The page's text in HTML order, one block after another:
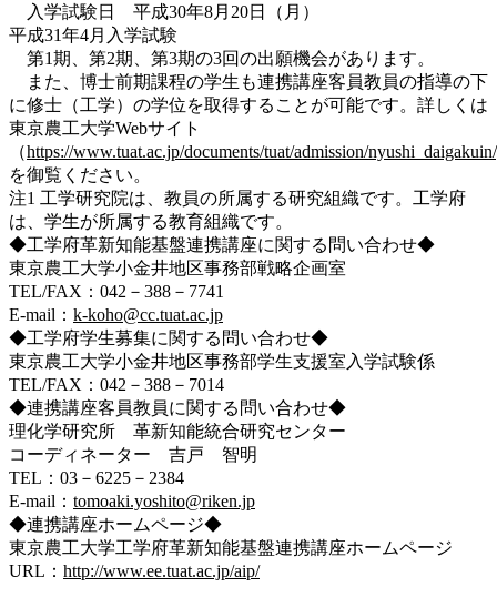
入学試験日 平成30年8月20日（月）
平成31年4月入学試験
第1期、第2期、第3期の3回の出願機会があります。
また、博士前期課程の学生も連携講座客員教員の指導の下
に修士（工学）の学位を取得することが可能です。詳しくは
東京農工大学Webサイト
（https://www.tuat.ac.jp/documents/tuat/admission/
を御覧ください。
注1 工学研究院は、教員の所属する研究組織です。工学府
は、学生が所属する教育組織です。
◆工学府革新知能基盤連携講座に関する問い合わせ◆
東京農工大学小金井地区事務部戦略企画室
TEL/FAX：042－388－7741
E-mail： k-koho@cc.tuat.ac.jp
◆工学府学生募集に関する問い合わせ◆
東京農工大学小金井地区事務部学生支援室入学試験係
TEL/FAX：042－388－7014
◆連携講座客員教員に関する問い合わせ◆
理化学研究所 革新知能統合研究センター
コーディネーター 吉戸 智明
TEL：03－6225－2384
E-mail： tomoaki.yoshito@riken.jp
◆連携講座ホームページ◆
東京農工大学工学府革新知能基盤連携講座ホームページ
URL： http://www.ee.tuat.ac.jp/aip/